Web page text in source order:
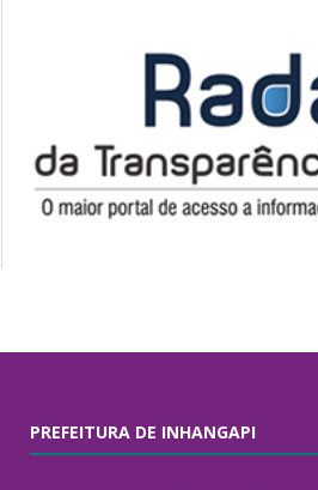
PREFEITURA DE INHANGAPI